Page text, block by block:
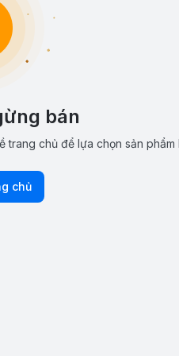
bán
trang chủ để lựa chọn sản phẩm
chủ